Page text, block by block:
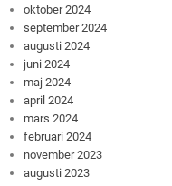
oktober 2024
september 2024
augusti 2024
juni 2024
maj 2024
april 2024
mars 2024
februari 2024
november 2023
augusti 2023